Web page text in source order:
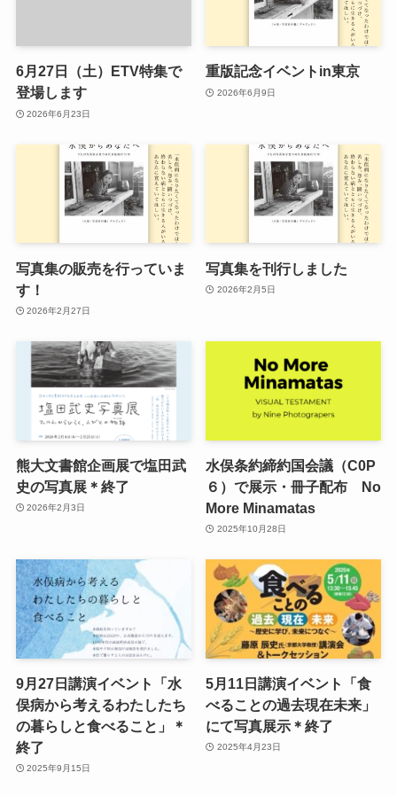
6月27日（土）ETV特集で
登場します
2026年6月23日
重版記念イベントin東京
2026年6月9日
写真集の販売を行っていま
す！
2026年2月27日
写真集を刊行しました
2026年2月5日
熊大文書館企画展で塩田武
史の写真展＊終了
2026年2月3日
水俣条約締約国会議（C0P
６）で展示・冊子配布 No
More Minamatas
2025年10月28日
9月27日講演イベント「水
俣病から考えるわたしたち
の暮らしと食べること」＊
終了
2025年9月15日
5月11日講演イベント「食
べることの過去現在未来」
にて写真展示＊終了
2025年4月23日